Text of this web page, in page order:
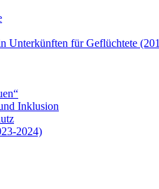
Unterkünften für Geflüchtete (201
Inklusion
2024)